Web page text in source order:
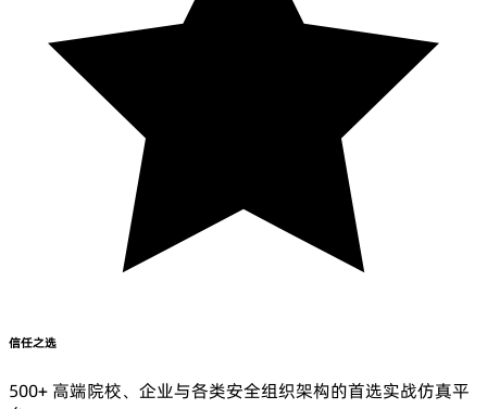
信任之选
500+ 高端院校、企业与各类安全组织架构的首选实战仿真平